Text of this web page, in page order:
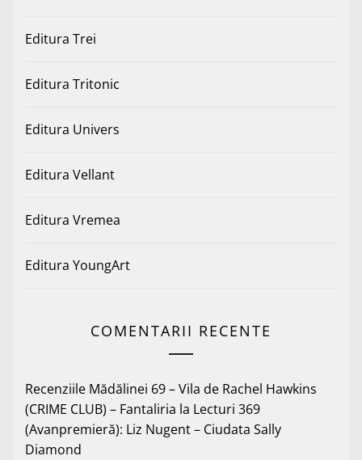
Editura Trei
Editura Tritonic
Editura Univers
Editura Vellant
Editura Vremea
Editura YoungArt
COMENTARII RECENTE
Recenziile Mădălinei 69 – Vila de Rachel Hawkins
(CRIME CLUB) – Fantaliria la Lecturi 369
(Avanpremieră): Liz Nugent – Ciudata Sally
Diamond